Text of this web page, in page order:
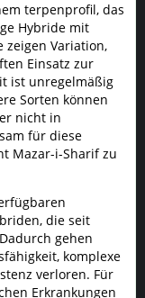
terpenprofil, das
Hybride mit
zeigen Variation,
Einsatz zur
ist unregelmäßig
Sorten können
nicht in
für diese
Mazar-i-Sharif zu
die seit
gehen
komplexe
verloren. Für
Erkrankungen